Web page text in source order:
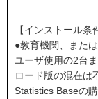
【インストール条
●教育機関、また
ユーザ使用の2台
ロード版の混在は
Statistics Baseの